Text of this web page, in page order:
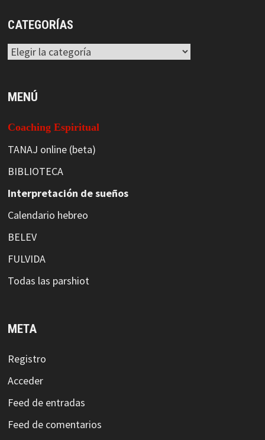
CATEGORÍAS
Categorías
MENÚ
Coaching Espiritual
TANAJ online (beta)
BIBLIOTECA
Interpretación de sueños
Calendario hebreo
BELEV
FULVIDA
Todas las parshiot
META
Registro
Acceder
Feed de entradas
Feed de comentarios